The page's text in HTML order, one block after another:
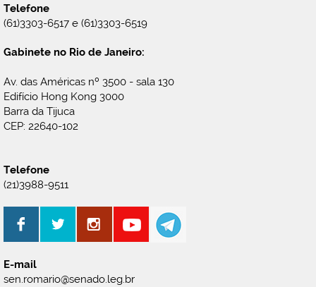
Telefone
(61)3303-6517 e (61)3303-6519
Gabinete no Rio de Janeiro:
Av. das Américas nº 3500 - sala 130
Edifício Hong Kong 3000
Barra da Tijuca
CEP: 22640-102
Telefone
(21)3988-9511
E-mail
sen.romario@senado.leg.br